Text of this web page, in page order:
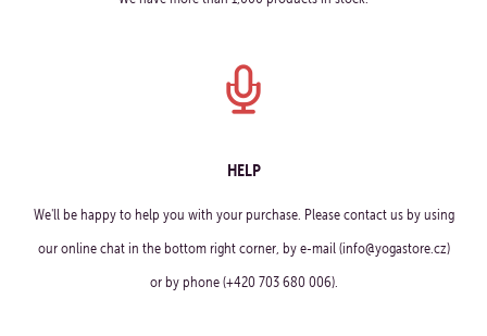
HELP
We'll be happy to help you with your purchase. Please contact us by using
our online chat in the bottom right corner, by e-mail (info@yogastore.cz)
or by phone (+420 703 680 006).